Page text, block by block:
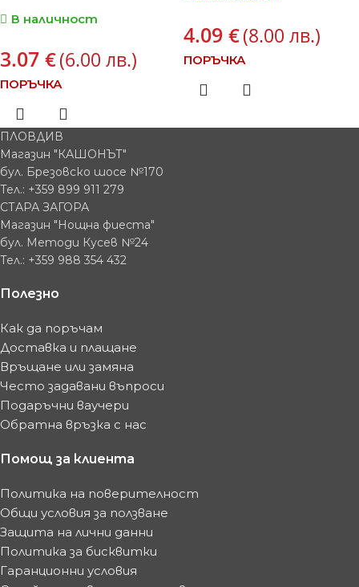
В наличност
3.07 €(6.00 лв.)
ПОРЪЧКА
4.09 €(8.00 лв.)
ПОРЪЧКА
ПЛОВДИВ
Магазин "КАШОНЪТ"
бул. Брезовско шосе №170
Тел.: +359 899 911 279
СТАРА ЗАГОРА
Магазин "Нощна фиеста"
бул. Методи Кусев №24
Тел.: +359 988 354 432
Полезно
Как да поръчам
Доставка и плащане
Връщане или замяна
Често задавани въпроси
Подаръчни ваучери
Обратна връзка с нас
Помощ за клиента
Политика на поверителност
Общи условия за ползване
Защита на лични данни
Политика за бисквитки
Гаранционни условия